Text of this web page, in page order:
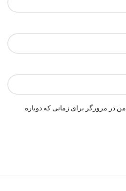
در مرورگر برای زمانی که دوباره